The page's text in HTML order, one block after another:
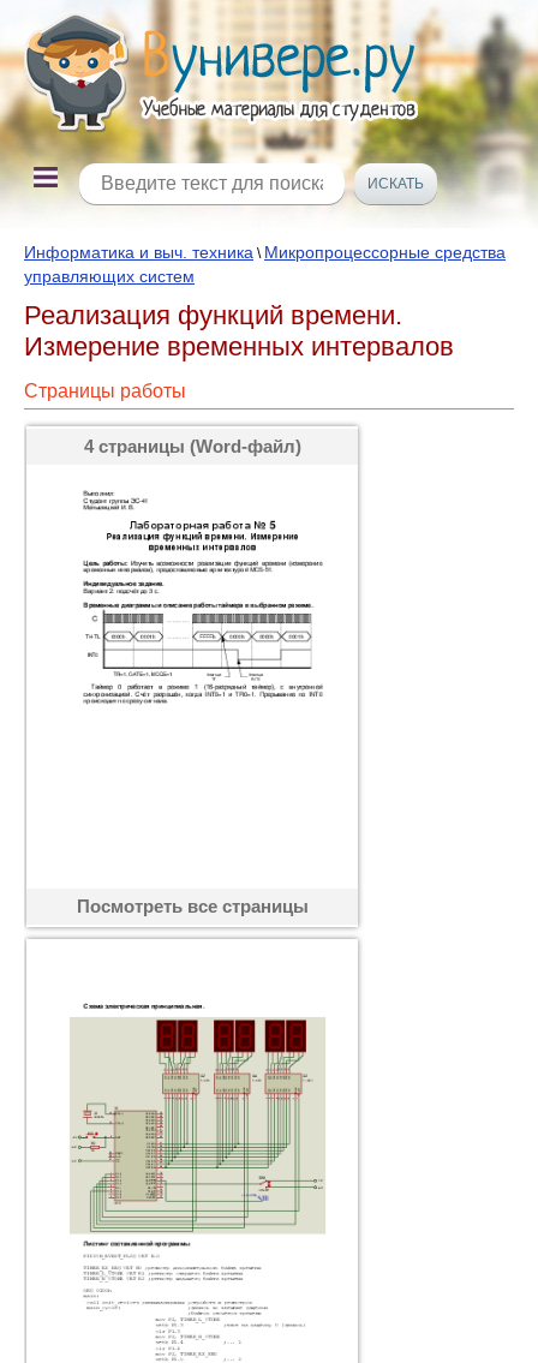
Информатика и выч. техника \ Микропроцессорные средства
управляющих систем
Реализация функций времени.
Измерение временных интервалов
Страницы работы
4 страницы (Word-файл)
Посмотреть все страницы